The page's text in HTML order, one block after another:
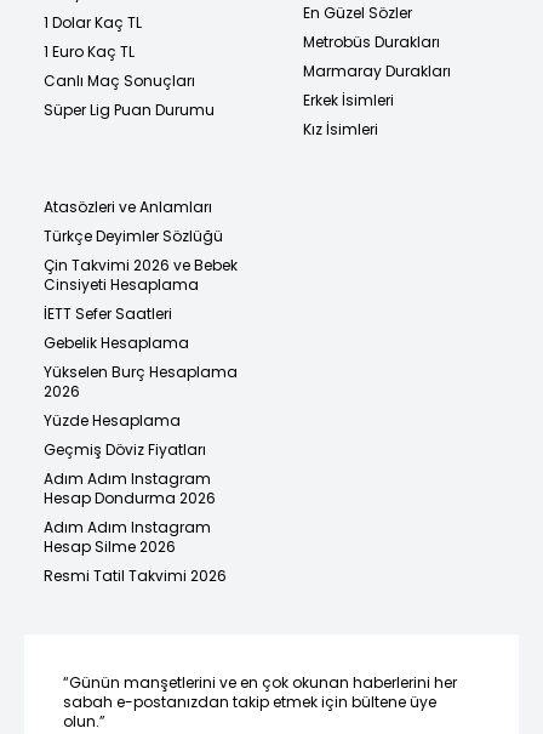
1 Dolar Kaç TL
1 Euro Kaç TL
Canlı Maç Sonuçları
Süper Lig Puan Durumu
En Güzel Sözler
Metrobüs Durakları
Marmaray Durakları
Erkek İsimleri
Kız İsimleri
Atasözleri ve Anlamları
Türkçe Deyimler Sözlüğü
Çin Takvimi 2026 ve Bebek
Cinsiyeti Hesaplama
İETT Sefer Saatleri
Gebelik Hesaplama
Yükselen Burç Hesaplama
2026
Yüzde Hesaplama
Geçmiş Döviz Fiyatları
Adım Adım Instagram
Hesap Dondurma 2026
Adım Adım Instagram
Hesap Silme 2026
Resmi Tatil Takvimi 2026
“Günün manşetlerini ve en çok okunan haberlerini her
sabah e-postanızdan takip etmek için bültene üye
olun.”